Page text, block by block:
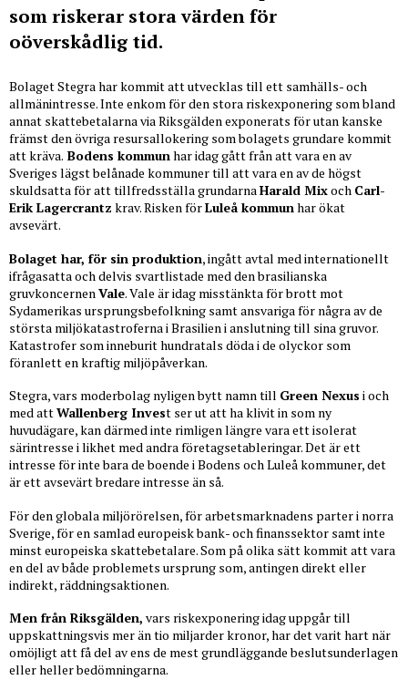
som riskerar stora värden för
oöverskådlig tid.
Bolaget Stegra har kommit att utvecklas till ett samhälls- och
allmänintresse. Inte enkom för den stora riskexponering som bland
annat skattebetalarna via Riksgälden exponerats för utan kanske
främst den övriga resursallokering som bolagets grundare kommit
att kräva. Bodens kommunhar idag gått från att vara en av
Sveriges lägst belånade kommuner till att vara en av de högst
skuldsatta för att tillfredsställa grundarnaHarald Mixoch Carl-
Erik Lagercrantz krav. Risken förLuleå kommunhar ökat
avsevärt.
Bolaget har, för sin produktion, ingått avtal med internationellt
ifrågasatta och delvis svartlistade med den brasilianska
gruvkoncernen Vale. Vale är idag misstänkta för brott mot
Sydamerikas ursprungsbefolkning samt ansvariga för några av de
största miljökatastroferna i Brasilien i anslutning till sina gruvor.
Katastrofer som inneburit hundratals döda i de olyckor som
föranlett en kraftig miljöpåverkan.
Stegra, vars moderbolag nyligen bytt namn till Green Nexus i och
med attWallenberg Invest ser ut att ha klivit in som ny
huvudägare, kan därmed inte rimligen längre vara ett isolerat
särintresse i likhet med andra företagsetableringar. Det är ett
intresse för inte bara de boende i Bodens och Luleå kommuner, det
är ett avsevärt bredare intresse än så.
För den globala miljörörelsen, för arbetsmarknadens parter i norra
Sverige, för en samlad europeisk bank- och finanssektor samt inte
minst europeiska skattebetalare. Som på olika sätt kommit att vara
en del av både problemets ursprung som, antingen direkt eller
indirekt, räddningsaktionen.
Men från Riksgälden, vars riskexponering idag uppgår till
uppskattningsvis mer än tio miljarder kronor, har det varit hart när
omöjligt att få del av ens de mest grundläggande beslutsunderlagen
eller heller bedömningarna.